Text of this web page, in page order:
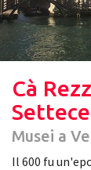
Cà
Musei a
Il 600 fu